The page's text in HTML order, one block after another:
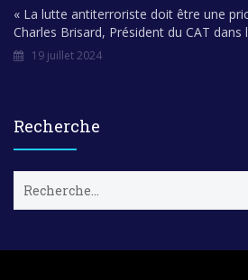
« La lutte antiterroriste doit être une
Charles Brisard, Président du CAT dans
19 juillet 2024
Recherche
c
e